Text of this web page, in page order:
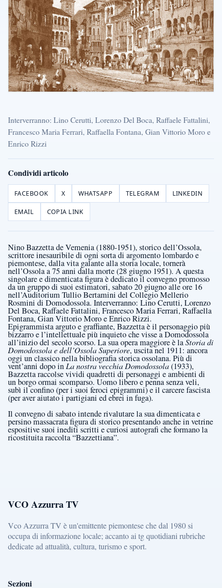
Interverranno: Lino Cerutti, Lorenzo Del Boca, Raffaele Fattalini,
Francesco Maria Ferrari, Raffaella Fontana, Gian Vittorio Moro e
Enrico Rizzi
Condividi articolo
FACEBOOK X WHATSAPP TELEGRAM LINKEDIN
EMAIL COPIA LINK
Nino Bazzetta de Vemenia (1880-1951), storico dell’Ossola,
scrittore inesauribile di ogni sorta di argomento lombardo e
piemontese, dalla vita galante alla storia locale, tornerà
nell’Ossola a 75 anni dalla morte (28 giugno 1951). A questa
singolare e dimenticata figura è dedicato il convegno promosso
da un gruppo di suoi estimatori, sabato 20 giugno alle ore 16
nell’Auditorium Tullio Bertamini del Collegio Mellerio
Rosmini di Domodossola. Interverranno: Lino Cerutti, Lorenzo
Del Boca, Raffaele Fattalini, Francesco Maria Ferrari, Raffaella
Fontana, Gian Vittorio Moro e Enrico Rizzi.
Epigrammista arguto e graffiante, Bazzetta è il personaggio più
bizzarro e l’intellettuale più inquieto che visse a Domodossola
all’inizio del secolo scorso. La sua opera maggiore è laStoria di
Domodossola e dell’Ossola Superiore, uscita nel 1911: ancora
oggi un classico nella bibliografia storica ossolana. Più di
vent’anni dopo in La nostra vecchia Domodossola(1933),
Bazzetta raccolse vividi quadretti di personaggi e ambienti di
un borgo ormai scomparso. Uomo libero e penna senza veli,
subì il confino (per i suoi feroci epigrammi) e il carcere fascista
(per aver aiutato i partigiani ed ebrei in fuga).
Il convegno di sabato intende rivalutare la sua dimenticata e
persino massacrata figura di storico presentando anche in vetrine
espositive suoi inediti scritti e curiosi autografi che formano la
ricostituita raccolta “Bazzettiana”.
VCO Azzurra TV
Vco Azzurra TV è un'emittente piemontese che dal 1980 si
occupa di informazione locale; accanto ai tg quotidiani rubriche
dedicate ad attualità, cultura, turismo e sport.
Sezioni